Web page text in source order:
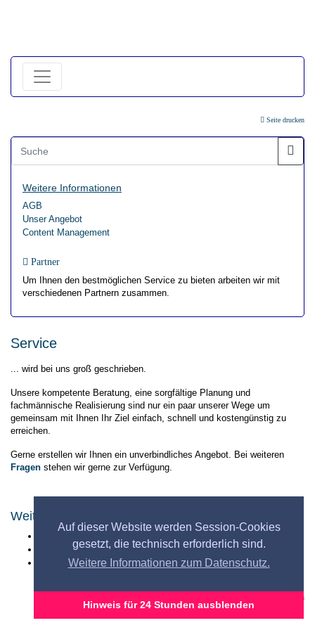
Auf dieser Website werden Session-Cookies
gesetzt, die technisch erforderlich sind.
Weitere Informationen zum Datenschutz.
Hinweis für 24 Stunden ausblenden
Seite drucken
Weitere Informationen
AGB
Unser Angebot
Content Management
Partner
Um Ihnen den bestmöglichen Service zu bieten arbeiten wir mit
verschiedenen Partnern zusammen.
Service
... wird bei uns groß geschrieben.
Unsere kompetente Beratung, eine sorgfältige Planung und
fachmännische Realisierung sind nur ein paar unserer Wege um
gemeinsam mit Ihnen Ihr Ziel einfach, schnell und kostengünstig zu
erreichen.
Gerne erstellen wir Ihnen ein unverbindliches Angebot. Bei weiteren
Fragen stehen wir gerne zur Verfügung.
Weitere Informationen zu unseren Leistungen
Unser Angebot
Content Management
nach oben